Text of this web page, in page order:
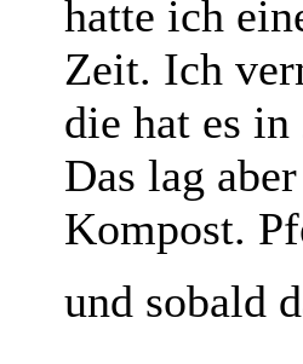
hatte ich
Zeit. Ich
die hat es
Das lag
Kompost.
und sobald